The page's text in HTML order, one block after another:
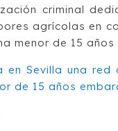
criminal
agrícolas en
menor de 15
en Sevilla una
de 15 años